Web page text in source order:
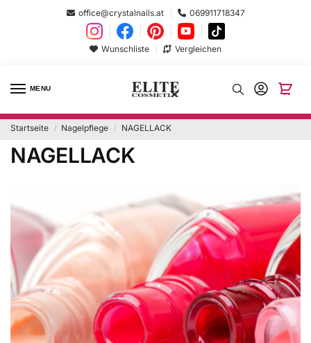
office@crystalnails.at 069911718347
Wunschliste Vergleichen
MENU
Startseite / Nagelpflege / NAGELLACK
NAGELLACK